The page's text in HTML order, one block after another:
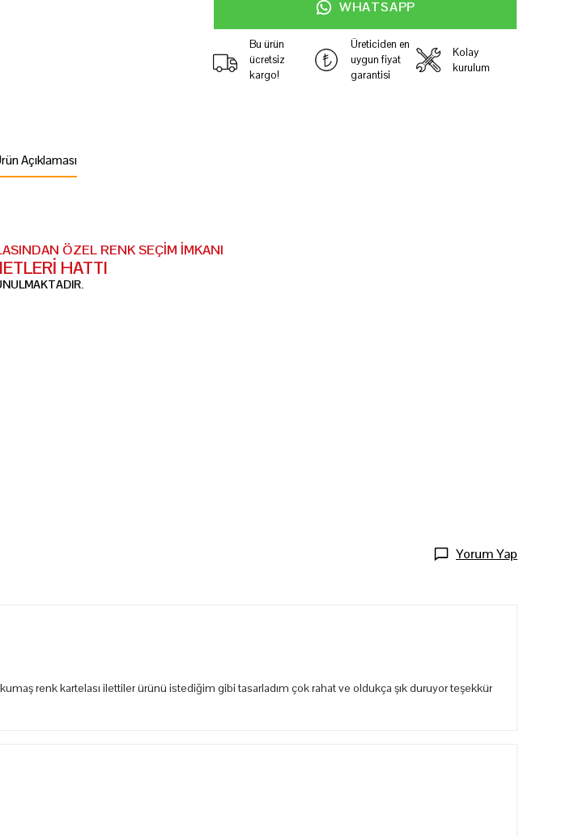
WHATSAPP
Bu ürün
ücretsiz
kargo!
Üreticiden en
uygun fiyat
garantisi
Kolay
kurulum
Açıklaması
ÖZEL RENK SEÇİM İMKANI
HATTI
Yorum Yap
renk kartelası ilettiler ürünü istediğim gibi tasarladım çok rahat ve oldukça şık duruyor teşekkür